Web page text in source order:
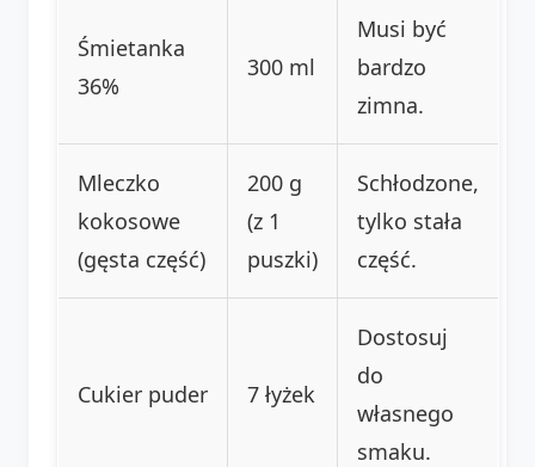
Śmietanka
36%
300 ml
Musi być
bardzo
zimna.
Mleczko
kokosowe
(gęsta część)
200 g
(z 1
puszki)
Schłodzone,
tylko stała
część.
Cukier puder 7 łyżek
Dostosuj
do
własnego
smaku.